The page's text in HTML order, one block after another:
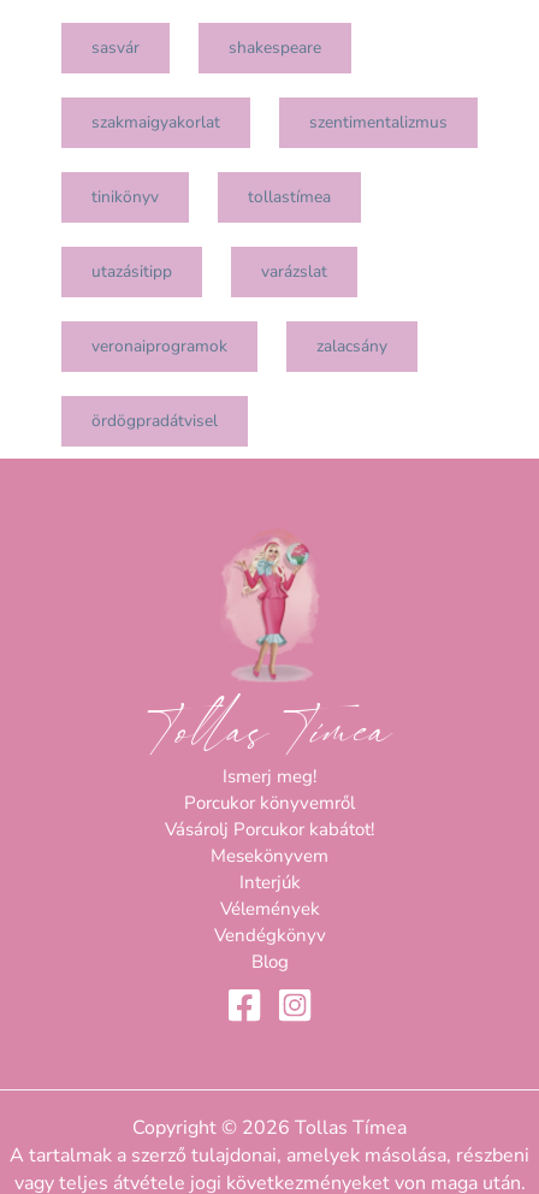
sasvár shakespeare
szakmaigyakorlat szentimentalizmus
tinikönyv tollastímea
utazásitipp varázslat
veronaiprogramok zalacsány
ördögpradátvisel
Tollas Tímea
Ismerj meg!
Porcukor könyvemről
Vásárolj Porcukor kabátot!
Mesekönyvem
Interjúk
Vélemények
Vendégkönyv
Blog
Copyright © 2026 Tollas Tímea
A tartalmak a szerző tulajdonai, amelyek másolása, részbeni
vagy teljes átvétele jogi következményeket von maga után.